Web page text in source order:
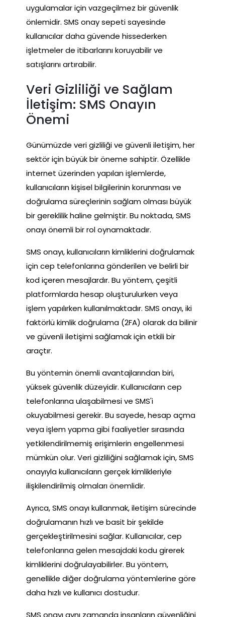
uygulamalar için vazgeçilmez bir güvenlik
önlemidir. SMS onay sepeti sayesinde
kullanıcılar daha güvende hissederken
işletmeler de itibarlarını koruyabilir ve
satışlarını artırabilir.
Veri Gizliliği ve Sağlam
İletişim: SMS Onayın
Önemi
Günümüzde veri gizliliği ve güvenli iletişim, her
sektör için büyük bir öneme sahiptir. Özellikle
internet üzerinden yapılan işlemlerde,
kullanıcıların kişisel bilgilerinin korunması ve
doğrulama süreçlerinin sağlam olması büyük
bir gereklilik haline gelmiştir. Bu noktada, SMS
onayı önemli bir rol oynamaktadır.
SMS onayı, kullanıcıların kimliklerini doğrulamak
için cep telefonlarına gönderilen ve belirli bir
kod içeren mesajlardır. Bu yöntem, çeşitli
platformlarda hesap oluşturulurken veya
işlem yapılırken kullanılmaktadır. SMS onayı, iki
faktörlü kimlik doğrulama (2FA) olarak da bilinir
ve güvenli iletişimi sağlamak için etkili bir
araçtır.
Bu yöntemin önemli avantajlarından biri,
yüksek güvenlik düzeyidir. Kullanıcıların cep
telefonlarına ulaşabilmesi ve SMS'i
okuyabilmesi gerekir. Bu sayede, hesap açma
veya işlem yapma gibi faaliyetler sırasında
yetkilendirilmemiş erişimlerin engellenmesi
mümkün olur. Veri gizliliğini sağlamak için, SMS
onayıyla kullanıcıların gerçek kimlikleriyle
ilişkilendirilmiş olmaları önemlidir.
Ayrıca, SMS onayı kullanmak, iletişim sürecinde
doğrulamanın hızlı ve basit bir şekilde
gerçekleştirilmesini sağlar. Kullanıcılar, cep
telefonlarına gelen mesajdaki kodu girerek
kimliklerini doğrulayabilirler. Bu yöntem,
genellikle diğer doğrulama yöntemlerine göre
daha hızlı ve kullanıcı dostudur.
SMS onayı aynı zamanda insanların güvenliğini